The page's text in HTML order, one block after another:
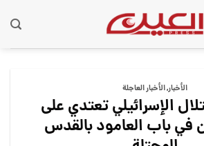
الأخبار,الأخبار العاجلة
الإسرائيلي تعتدي على
في باب العامود بالقدس